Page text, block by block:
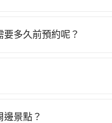
天或者載行李時，就顯
廂型車最高可省$1,300
和親切服務態度也獲
多久前預約呢？
的價格。
來搜尋適合的旅店與
景點？